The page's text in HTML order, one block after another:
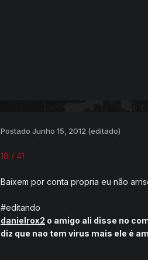
Postado Junho 15, 2012 (editado)
18 / 41
Baixem por conta propria eu não
#editando
danielrox2 o amigo ali disse no
diz que nao tem virus mais ele é